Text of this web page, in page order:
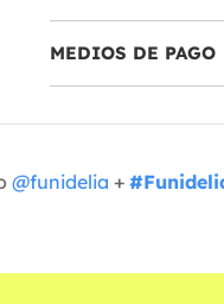
MEDIOS DE PAGO
@funidelia +